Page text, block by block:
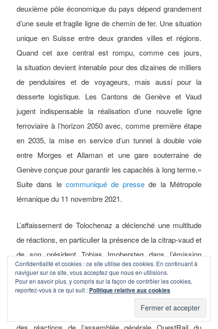
deuxième pôle économique du pays dépend grandement
d’une seule et fragile ligne de chemin de fer. Une situation
unique en Suisse entre deux grandes villes et régions.
Quand cet axe central est rompu, comme ces jours,
la situation devient intenable pour des dizaines de milliers
de pendulaires et de voyageurs, mais aussi pour la
desserte logistique. Les Cantons de Genève et Vaud
jugent indispensable la réalisation d’une nouvelle ligne
ferroviaire à l’horizon 2050 avec, comme première étape
en 2035, la mise en service d’un tunnel à double voie
entre Morges et Allaman et une gare souterraine de
Genève conçue pour garantir les capacités à long terme.»
Suite dans le communiqué de presse de la Métropole
lémanique du 11 novembre 2021.
L’affaissement de Tolochenaz a déclenché une multitude
de réactions, en particulier la présence de la citrap-vaud et
de son président Tobias Imobersteg dans l’émission
Forumde la RTS du 11 novembre, des réactions du CEO
des CFF Vincent Ducrot dansLe Tempset dans
du 12 novembre, du président du Conseil d’Etat
24 heuresdu même jour,
Confidentialité et cookies : ce site utilise des cookies. En continuant à
naviguer sur ce site, vous acceptez que nous en utilisions.
Pour en savoir plus, y compris sur la façon de contrôler les cookies,
reportez-vous à ce qui suit : Politique relative aux cookies